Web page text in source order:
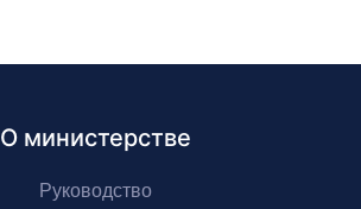
О министерстве
Руководство